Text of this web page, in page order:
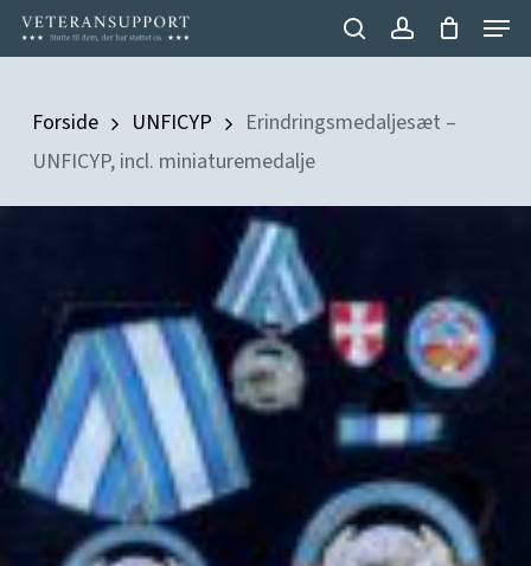
Skip
to
content
searchaccount
Menu
Forside UNFICYP
Erindringsmedaljesæt –
UNFICYP, incl. miniaturemedalje